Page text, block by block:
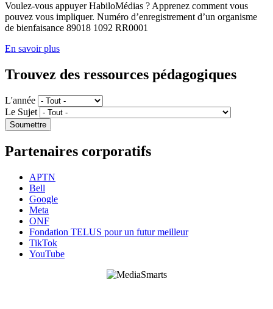
Voulez-vous appuyer HabiloMédias ? Apprenez comment vous
pouvez vous impliquer. Numéro d’enregistrement d’un organisme
de bienfaisance 89018 1092 RR0001
En savoir plus
Trouvez des ressources pédagogiques
L'année
Le Sujet
Partenaires corporatifs
APTN
Bell
Google
Meta
ONF
Fondation TELUS pour un futur meilleur
TikTok
YouTube